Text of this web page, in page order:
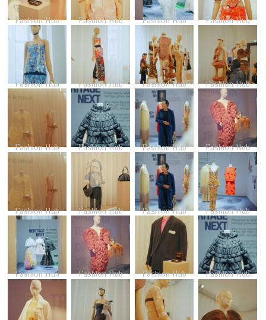
Fashion Hub Fashion Hub Fashion Hub Fashion Hub
Fashion Hub Fashion Hub Fashion Hub Fashion Hub
Fashion Hub Fashion Hub Fashion Hub Fashion Hub
Fashion Hub Fashion Hub Fashion Hub Fashion Hub
Fashion Hub Fashion Hub Fashion Hub Fashion Hub